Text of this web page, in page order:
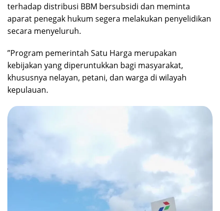
terhadap distribusi BBM bersubsidi dan meminta
aparat penegak hukum segera melakukan penyelidikan
secara menyeluruh.
‎‎”Program pemerintah Satu Harga merupakan
kebijakan yang diperuntukkan bagi masyarakat,
khususnya nelayan, petani, dan warga di wilayah
kepulauan.